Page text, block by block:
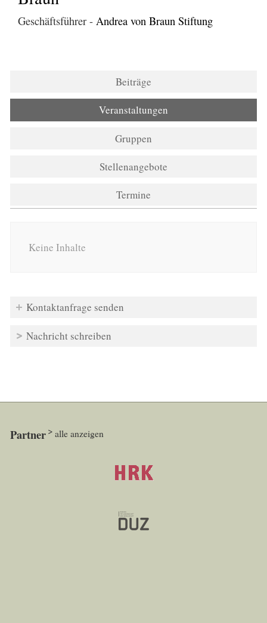
Geschäftsführer - Andrea von Braun Stiftung
Beiträge
Veranstaltungen
Gruppen
Stellenangebote
Termine
Keine Inhalte
Kontaktanfrage senden
Nachricht schreiben
Partner alle anzeigen